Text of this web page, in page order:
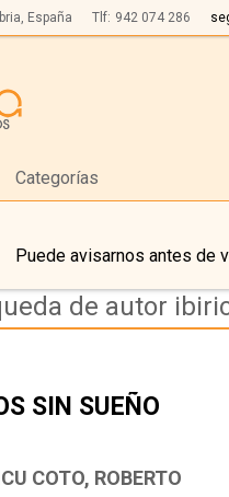
España Tlf: 942 074 286
Categorías
Puede avisarnos antes de
de autor
SIN SUEÑO
COTO, ROBERTO